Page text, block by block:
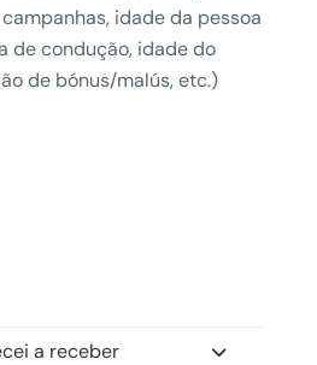
idade da pessoa
de condução, idade do
de bónus/malús, etc.)
a receber